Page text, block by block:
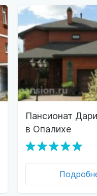
Пансионат
в Опалихе